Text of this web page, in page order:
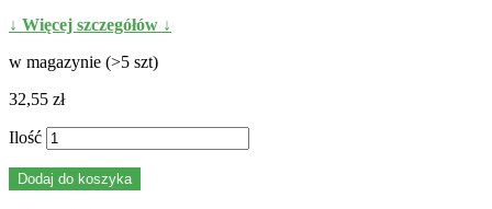
↓ Więcej szczegółów ↓
w magazynie (>5 szt)
32,55 zł
Ilość
Dodaj do koszyka